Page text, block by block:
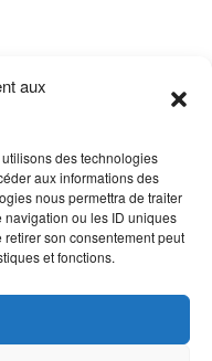
aux
des technologies
aux informations des
nous permettra de traiter
ou les ID uniques
son consentement peut
et fonctions.
?
?